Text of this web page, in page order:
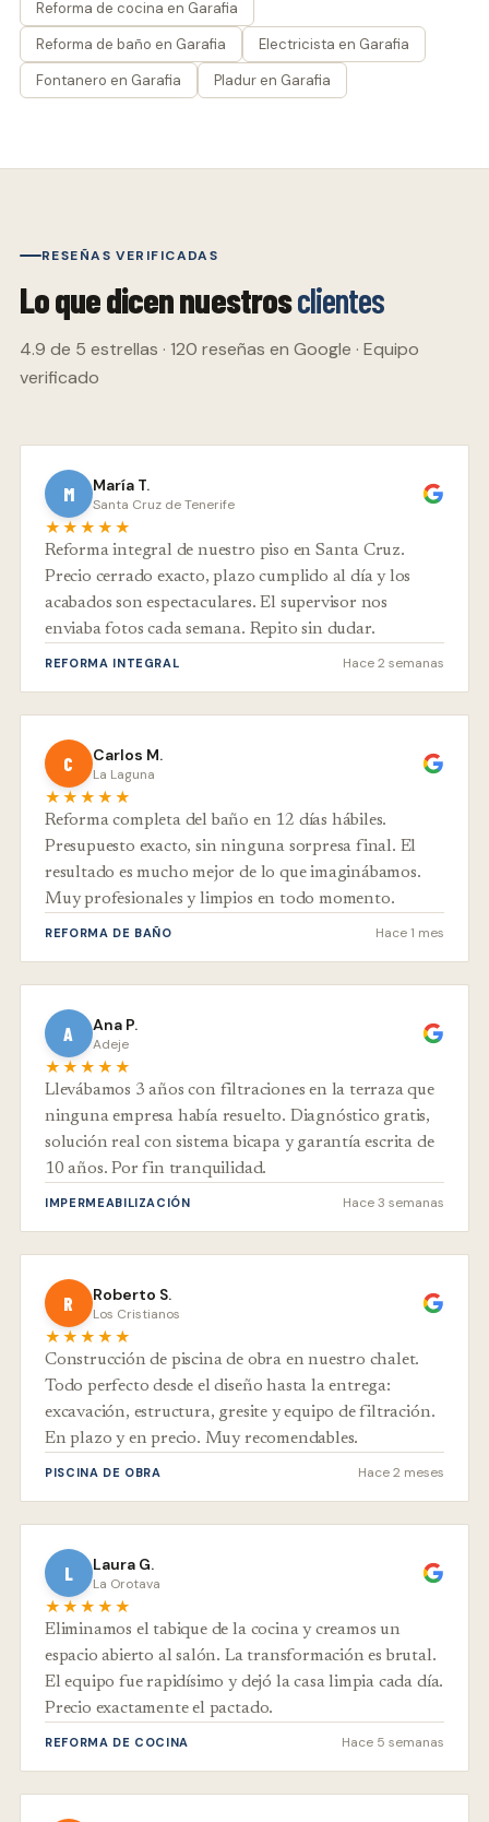
Reforma de cocina en Garafia
Reforma de baño en Garafia
Electricista en Garafia
Fontanero en Garafia
Pladur en Garafia
RESEÑAS VERIFICADAS
Lo que dicen nuestrosclientes
4.9 de 5 estrellas · 120 reseñas en Google · Equipo
verificado
M María T.
Santa Cruz de Tenerife
★★★★★
Reforma integral de nuestro piso en Santa Cruz.
Precio cerrado exacto, plazo cumplido al día y los
acabados son espectaculares. El supervisor nos
enviaba fotos cada semana. Repito sin dudar.
REFORMA INTEGRAL Hace 2 semanas
C Carlos M.
La Laguna
★★★★★
Reforma completa del baño en 12 días hábiles.
Presupuesto exacto, sin ninguna sorpresa final. El
resultado es mucho mejor de lo que imaginábamos.
Muy profesionales y limpios en todo momento.
REFORMA DE BAÑO Hace 1 mes
A Ana P.
Adeje
★★★★★
Llevábamos 3 años con filtraciones en la terraza que
ninguna empresa había resuelto. Diagnóstico gratis,
solución real con sistema bicapa y garantía escrita de
10 años. Por fin tranquilidad.
IMPERMEABILIZACIÓN Hace 3 semanas
R Roberto S.
Los Cristianos
★★★★★
Construcción de piscina de obra en nuestro chalet.
Todo perfecto desde el diseño hasta la entrega:
excavación, estructura, gresite y equipo de filtración.
En plazo y en precio. Muy recomendables.
PISCINA DE OBRA Hace 2 meses
L Laura G.
La Orotava
★★★★★
Eliminamos el tabique de la cocina y creamos un
espacio abierto al salón. La transformación es brutal.
El equipo fue rapidísimo y dejó la casa limpia cada día.
Precio exactamente el pactado.
REFORMA DE COCINA Hace 5 semanas